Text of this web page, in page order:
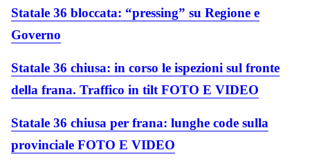
Statale 36 bloccata: “pressing” su Regione e
Governo
Statale 36 chiusa: in corso le ispezioni sul fronte
della frana. Traffico in tilt FOTO E VIDEO
Statale 36 chiusa per frana: lunghe code sulla
provinciale FOTO E VIDEO